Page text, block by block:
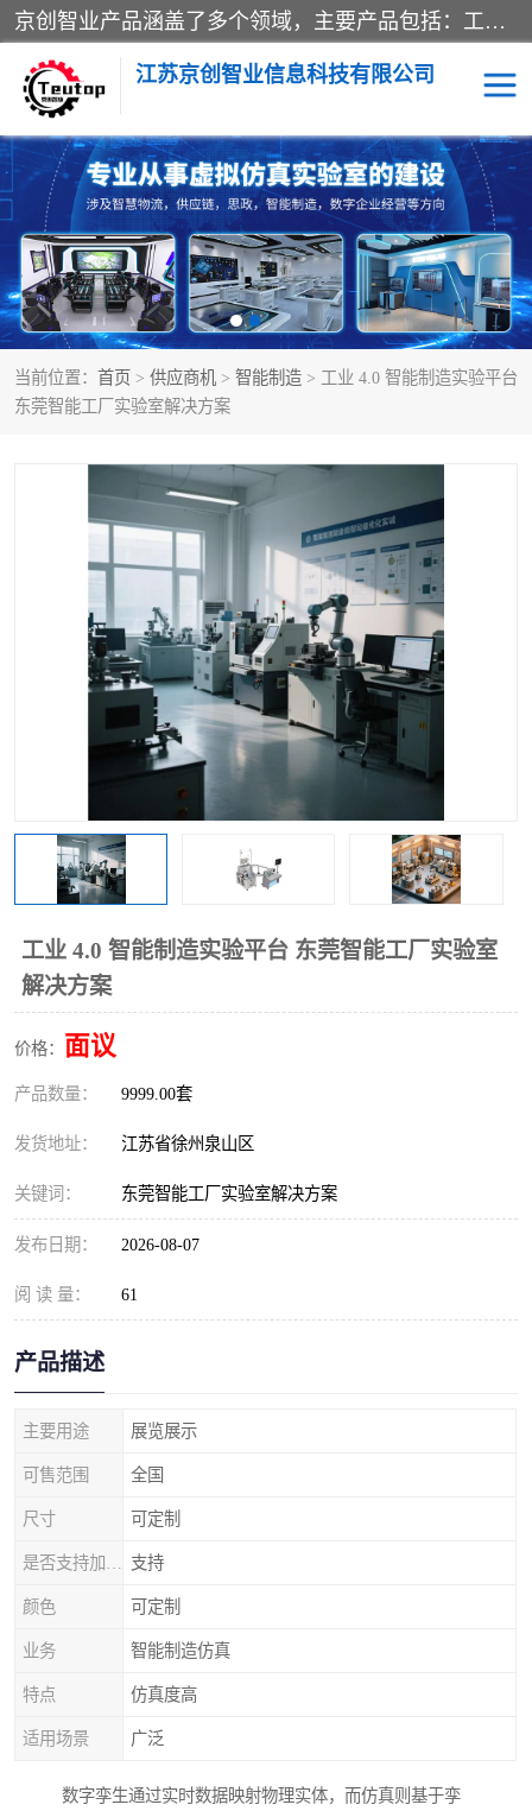
京创智业产品涵盖了多个领域，主要产品包括：工业4.0生产线解决方案，智慧物流综合实训室，教学设备与实验室建设，虚拟仿真实验室等。公司将秉持“创新、执着、诚信、共赢”的理念，以“将服务当作使命”为核心价值观，致力于为客户创造价值，与客户、合作伙伴和员工共同成长。
江苏京创智业信息科技有限公司
当前位置： 首页 > 供应商机 > 智能制造 > 工业 4.0 智能制造实验平台
东莞智能工厂实验室解决方案
工业 4.0 智能制造实验平台 东莞智能工厂实验室
解决方案
价格： 面议
产品数量： 9999.00套
发货地址： 江苏省徐州泉山区
关键词： 东莞智能工厂实验室解决方案
发布日期： 2026-08-07
阅 读 量： 61
产品描述
主要用途 展览展示
可售范围 全国
尺寸 可定制
支持
颜色 可定制
业务 智能制造仿真
特点 仿真度高
适用场景 广泛
数字孪生通过实时数据映射物理实体，而仿真则基于孪
VR物流实训 低碳供应链
生产系统仿真 冷链物流
供应链管理 思政
智慧零售实训 智能制造
物流数字孪生
工业工程实训室